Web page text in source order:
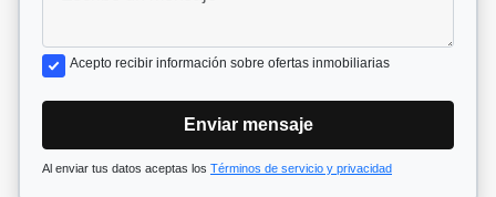
Acepto recibir información sobre ofertas inmobiliarias
Enviar mensaje
Al enviar tus datos aceptas los Términos de servicio y privacidad